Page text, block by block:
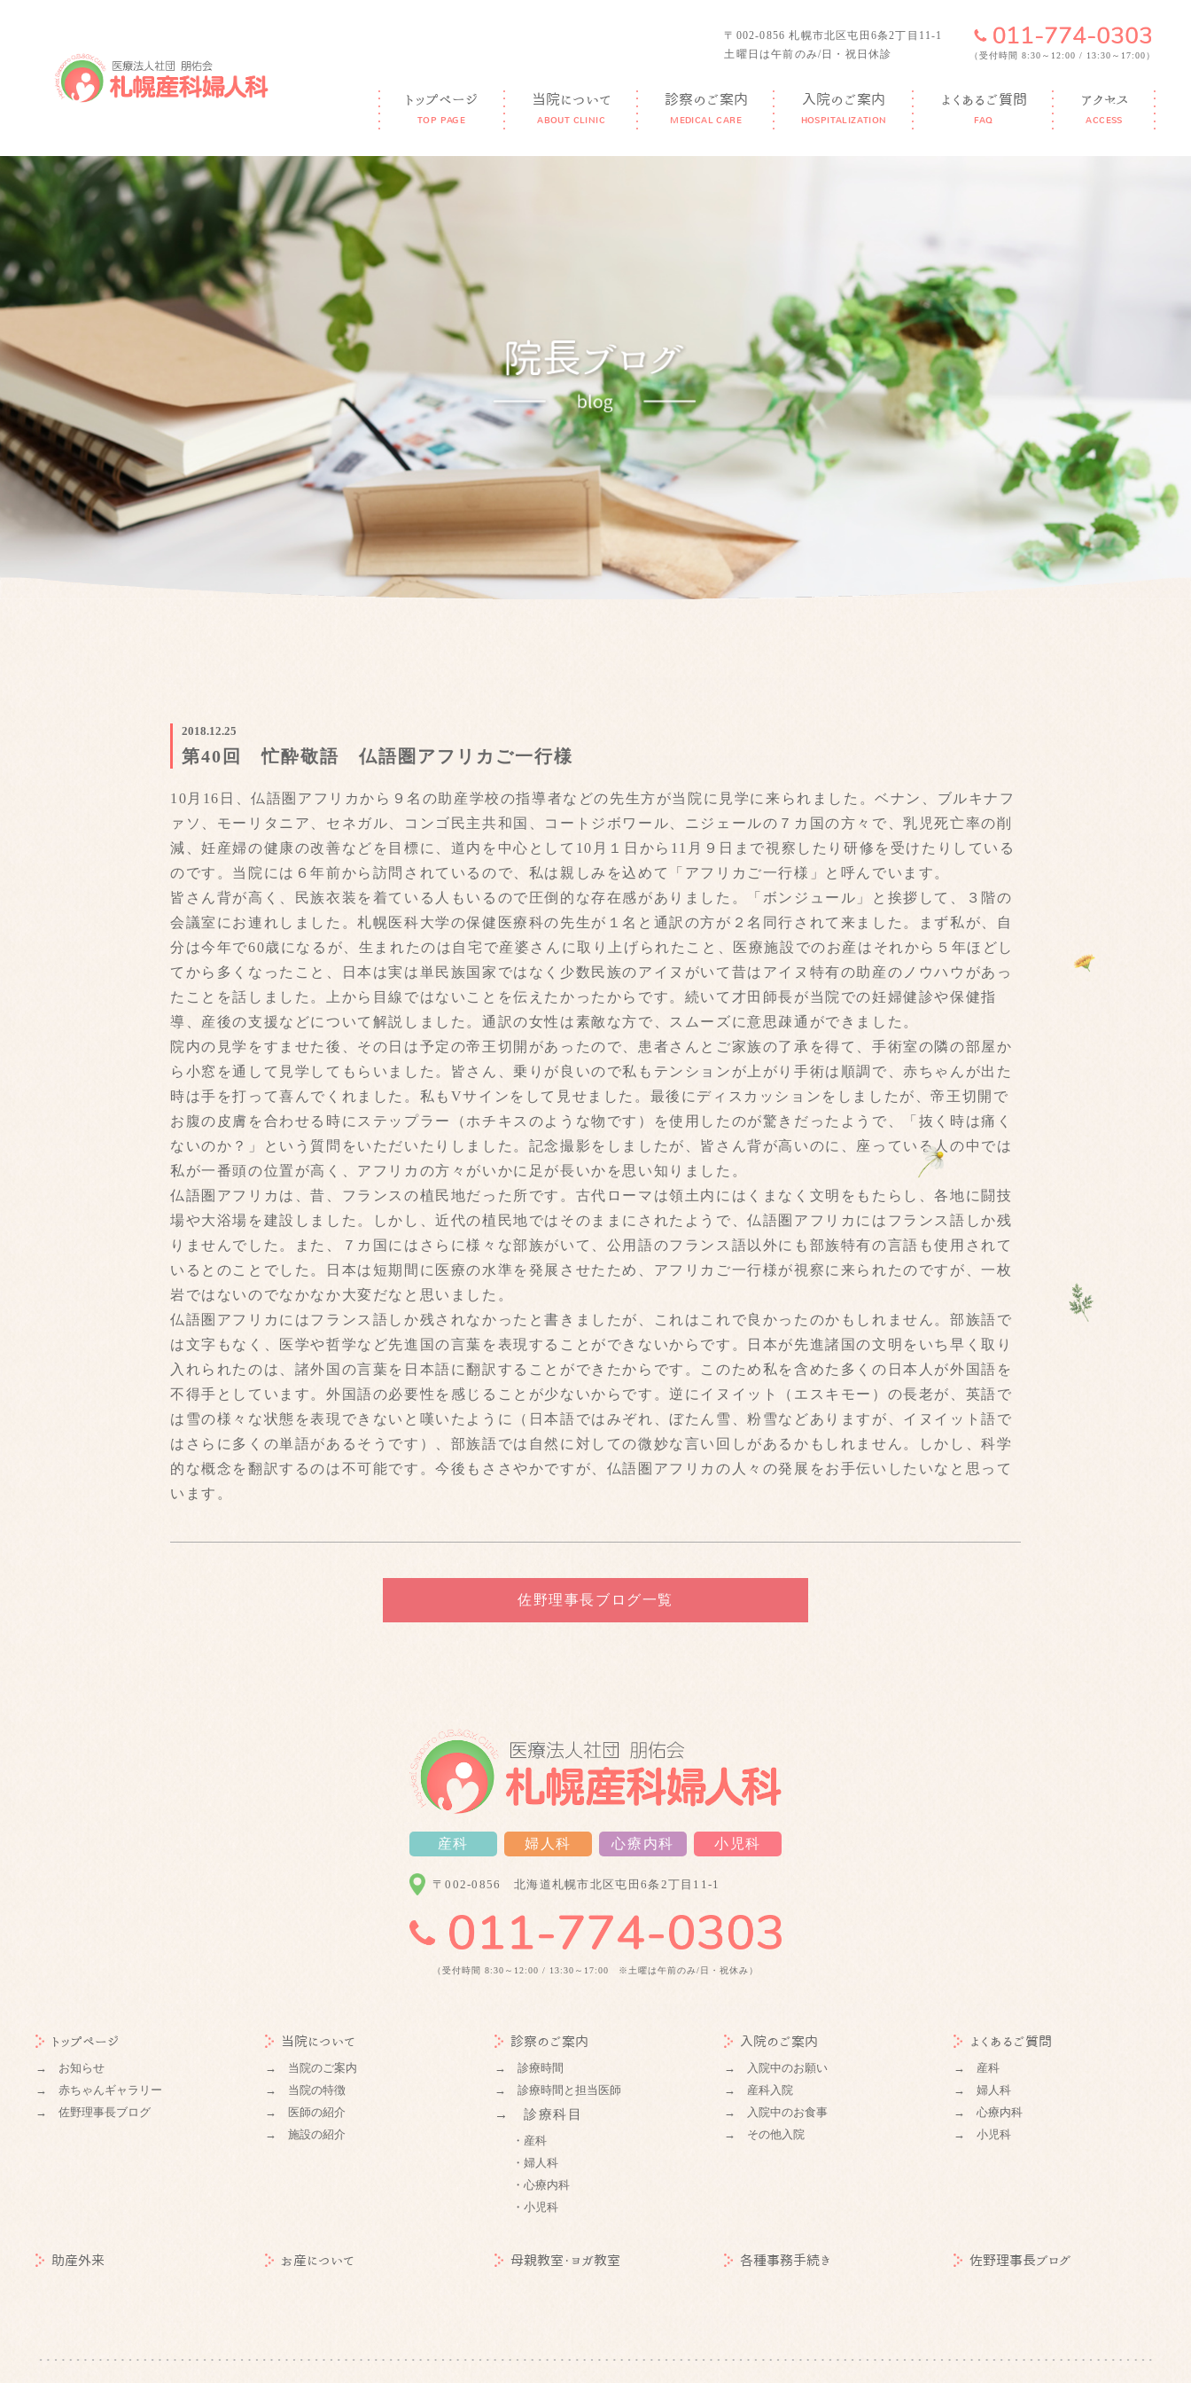
〒002-0856 札幌市北区屯田6条2丁目11-1
土曜日は午前のみ/日・祝日休診
（受付時間 8:30～12:00 / 13:30～17:00）
トップページ
TOP PAGE
当院について
ABOUT CLINIC
診察のご案内
MEDICAL CARE
入院のご案内
HOSPITALIZATION
よくあるご質問
FAQ
アクセス
ACCESS
2018.12.25
第40回 忙酔敬語 仏語圏アフリカご一行様
10月16日、仏語圏アフリカから９名の助産学校の指導者などの先生方が当院に見学に来られました。ベナン、ブルキナフ
ァソ、モーリタニア、セネガル、コンゴ民主共和国、コートジボワール、ニジェールの７カ国の方々で、乳児死亡率の削
減、妊産婦の健康の改善などを目標に、道内を中心として10月１日から11月９日まで視察したり研修を受けたりしている
のです。当院には６年前から訪問されているので、私は親しみを込めて「アフリカご一行様」と呼んでいます。
皆さん背が高く、民族衣装を着ている人もいるので圧倒的な存在感がありました。「ボンジュール」と挨拶して、３階の
会議室にお連れしました。札幌医科大学の保健医療科の先生が１名と通訳の方が２名同行されて来ました。まず私が、自
分は今年で60歳になるが、生まれたのは自宅で産婆さんに取り上げられたこと、医療施設でのお産はそれから５年ほどし
てから多くなったこと、日本は実は単民族国家ではなく少数民族のアイヌがいて昔はアイヌ特有の助産のノウハウがあっ
たことを話しました。上から目線ではないことを伝えたかったからです。続いて才田師長が当院での妊婦健診や保健指
導、産後の支援などについて解説しました。通訳の女性は素敵な方で、スムーズに意思疎通ができました。
院内の見学をすませた後、その日は予定の帝王切開があったので、患者さんとご家族の了承を得て、手術室の隣の部屋か
ら小窓を通して見学してもらいました。皆さん、乗りが良いので私もテンションが上がり手術は順調で、赤ちゃんが出た
時は手を打って喜んでくれました。私もVサインをして見せました。最後にディスカッションをしましたが、帝王切開で
お腹の皮膚を合わせる時にステップラー（ホチキスのような物です）を使用したのが驚きだったようで、「抜く時は痛く
ないのか？」という質問をいただいたりしました。記念撮影をしましたが、皆さん背が高いのに、座っている人の中では
私が一番頭の位置が高く、アフリカの方々がいかに足が長いかを思い知りました。
仏語圏アフリカは、昔、フランスの植民地だった所です。古代ローマは領土内にはくまなく文明をもたらし、各地に闘技
場や大浴場を建設しました。しかし、近代の植民地ではそのままにされたようで、仏語圏アフリカにはフランス語しか残
りませんでした。また、７カ国にはさらに様々な部族がいて、公用語のフランス語以外にも部族特有の言語も使用されて
いるとのことでした。日本は短期間に医療の水準を発展させたため、アフリカご一行様が視察に来られたのですが、一枚
岩ではないのでなかなか大変だなと思いました。
仏語圏アフリカにはフランス語しか残されなかったと書きましたが、これはこれで良かったのかもしれません。部族語で
は文字もなく、医学や哲学など先進国の言葉を表現することができないからです。日本が先進諸国の文明をいち早く取り
入れられたのは、諸外国の言葉を日本語に翻訳することができたからです。このため私を含めた多くの日本人が外国語を
不得手としています。外国語の必要性を感じることが少ないからです。逆にイヌイット（エスキモー）の長老が、英語で
は雪の様々な状態を表現できないと嘆いたように（日本語ではみぞれ、ぼたん雪、粉雪などありますが、イヌイット語で
はさらに多くの単語があるそうです）、部族語では自然に対しての微妙な言い回しがあるかもしれません。しかし、科学
的な概念を翻訳するのは不可能です。今後もささやかですが、仏語圏アフリカの人々の発展をお手伝いしたいなと思って
います。
佐野理事長ブログ一覧
産科 婦人科 心療内科 小児科
〒002-0856 北海道札幌市北区屯田6条2丁目11-1
（受付時間 8:30～12:00 / 13:30～17:00 ※土曜は午前のみ/日・祝休み）
トップページ
→ お知らせ
→ 赤ちゃんギャラリー
→ 佐野理事長ブログ
当院について
→ 当院のご案内
→ 当院の特徴
→ 医師の紹介
→ 施設の紹介
診察のご案内
→ 診療時間
→ 診療時間と担当医師
→ 診療科目
・産科
・婦人科
・心療内科
・小児科
入院のご案内
→ 入院中のお願い
→ 産科入院
→ 入院中のお食事
→ その他入院
よくあるご質問
→ 産科
→ 婦人科
→ 心療内科
→ 小児科
助産外来 お産について 母親教室・ヨガ教室 各種事務手続き 佐野理事長ブログ